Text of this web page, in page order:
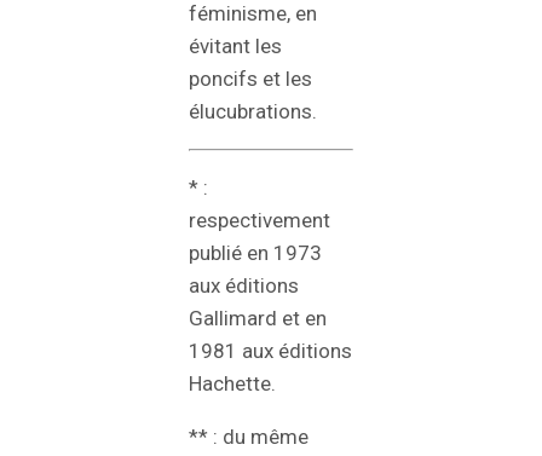
féminisme, en
évitant les
poncifs et les
élucubrations.
* :
respectivement
publié en 1973
aux éditions
Gallimard et en
1981 aux éditions
Hachette.
** : du même